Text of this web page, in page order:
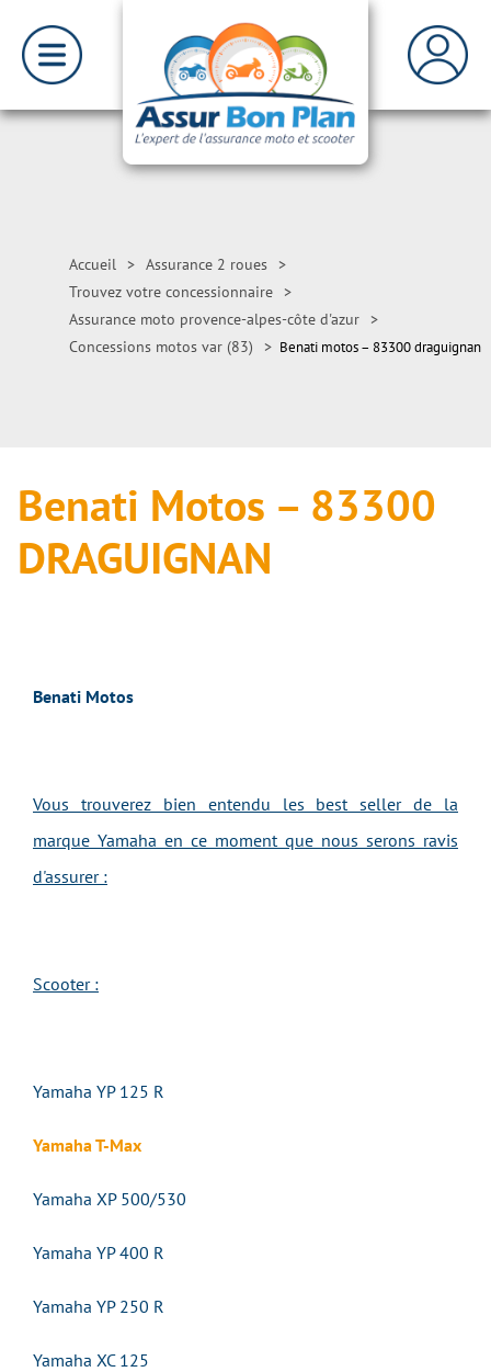
Accueil > Assurance 2 roues >
Trouvez votre concessionnaire >
Assurance moto provence-alpes-côte d'azur >
Concessions motos var (83)
> Benati motos – 83300 draguignan
Benati Motos – 83300
DRAGUIGNAN
Benati Motos
Vous trouverez bien entendu les best seller de la
marque Yamaha en ce moment que nous serons ravis
d'assurer :
Scooter :
Yamaha YP 125 R
Yamaha T-Max
Yamaha XP 500/530
Yamaha YP 400 R
Yamaha YP 250 R
Yamaha XC 125